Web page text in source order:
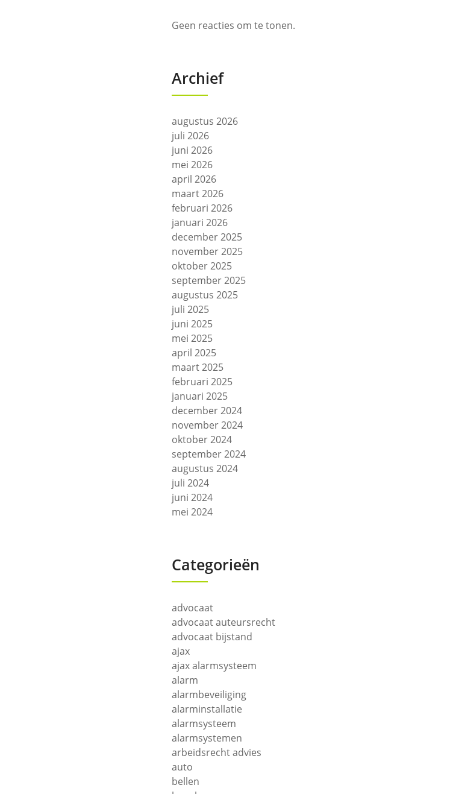
Geen reacties om te tonen.
Archief
augustus 2026
juli 2026
juni 2026
mei 2026
april 2026
maart 2026
februari 2026
januari 2026
december 2025
november 2025
oktober 2025
september 2025
augustus 2025
juli 2025
juni 2025
mei 2025
april 2025
maart 2025
februari 2025
januari 2025
december 2024
november 2024
oktober 2024
september 2024
augustus 2024
juli 2024
juni 2024
mei 2024
Categorieën
advocaat
advocaat auteursrecht
advocaat bijstand
ajax
ajax alarmsysteem
alarm
alarmbeveiliging
alarminstallatie
alarmsysteem
alarmsystemen
arbeidsrecht advies
auto
bellen